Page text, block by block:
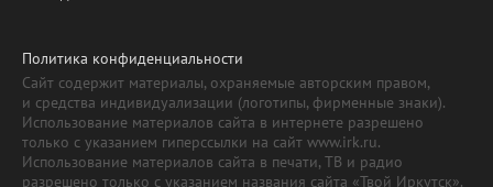
Политика конфиденциальности
Сайт содержит материалы, охраняемые авторским правом,
и средства индивидуализации (логотипы, фирменные знаки).
Использование материалов сайта в интернете разрешено
только с указанием гиперссылки на сайт www.irk.ru.
Использование материалов сайта в печати, ТВ и радио
разрешено только с указанием названия сайта «Твой Иркутск».